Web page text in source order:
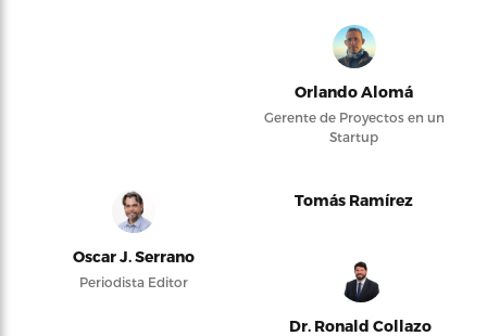
Orlando Alomá
Gerente de Proyectos en un
Startup
Oscar J. Serrano
Periodista Editor
Tomás Ramírez
Dr. Ronald Collazo